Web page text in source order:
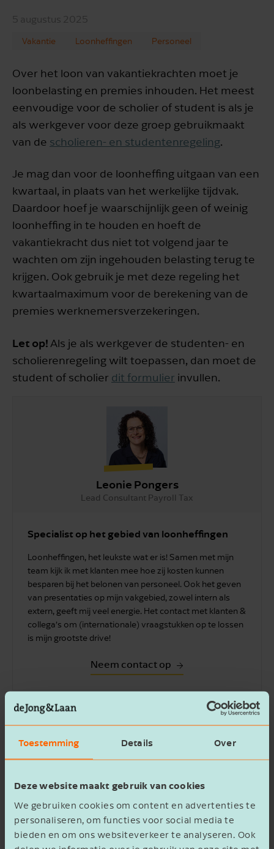
Toestemming Details Over
Deze website maakt gebruik van cookies
We gebruiken cookies om content en advertenties te
personaliseren, om functies voor social media te
bieden en om ons websiteverkeer te analyseren. Ook
5 augustus 2025
Vakantie Loonheffingen Personeel
Over het loon van vakantiekrachten moet je
loonbelasting en premies inhouden. Het meest
eenvoudige voor de scholier of student is als je
als werkgever voor deze groep gebruikmaakt
van de scholieren- en studentenregeling.
Je mag dan voor de loonheffing uitgaan van een
kwartaal, in plaats van het werkelijke tijdvak.
Daardoor hoef je waarschijnlijk geen of weinig
loonheffing in te houden en hoeft de
vakantiekracht dus niet tot volgend jaar te
wachten om zijn ingehouden belasting terug te
krijgen. Ook gebruik je met deze regeling het
kwartaalmaximum voor de berekening van de
premies werknemersverzekeringen.
Let op! Als je als werkgever de studenten- en
scholierenregeling wilt toepassen, dan moet de
student of scholier dit formulier invullen.
Leonie Pongers
Lead Consultant Payroll Tax
Specialist op het gebied van loonheffingen
Loonheffingen, het leukste wat er is! Samen met mijn
team kijk ik met klanten mee hoe zij kosten kunnen
besparen bij het belonen van personeel. Ook het geven
van presentaties op mijn vakgebied, zowel intern als
extern, geeft mij veel energie. Het contact met klanten &
collega’s om (internationale) vraagstukken op te lossen
is mijn grootste drive!
Neem contact op
En anders…
Kun je geen gebruikmaken van de speciale
regeling, dan moet je op de reguliere wijze
loonheffing inhouden en premies
volksverzekeringen afdragen op het loon van de